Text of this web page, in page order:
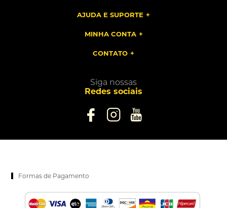
AJUDA E SUPORTE
MINHA CONTA
CONTATO
Siga nossas
Redes sociais
Formas de Pagamento